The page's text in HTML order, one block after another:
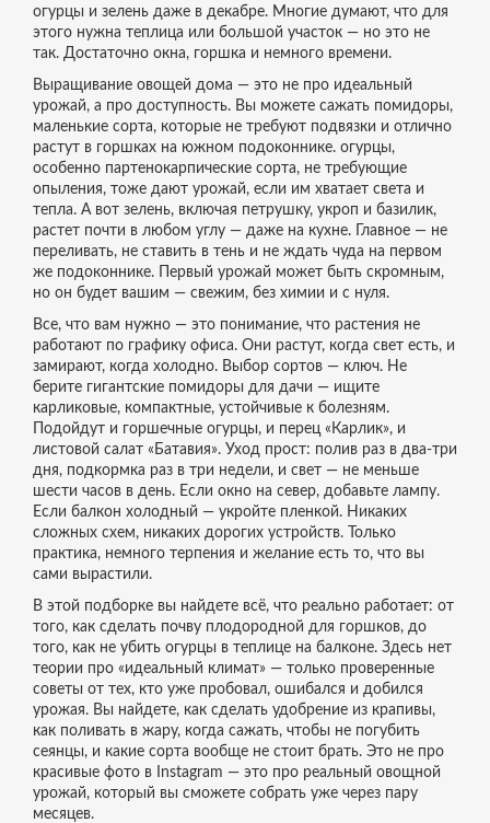
огурцы и зелень даже в декабре.Многие думают, что для
этого нужна теплица или большой участок — но это не
так. Достаточно окна, горшка и немного времени.
Выращивание овощей дома — это не про идеальный
урожай, а про доступность. Вы можете сажать помидоры,
маленькие сорта, которые не требуют подвязки и отлично
растут в горшкахна южном подоконнике. огурцы,
особенно партенокарпические сорта, не требующие
опыления, тоже дают урожай, если им хватает света и
тепла. А вот зелень, включая петрушку, укроп и базилик,
растет почти в любом углу — даже на кухне. Главное — не
переливать, не ставить в тень и не ждать чуда на первом
же подоконнике. Первый урожай может быть скромным,
но он будет вашим — свежим, без химии и с нуля.
Все, что вам нужно — это понимание, что растения не
работают по графику офиса. Они растут, когда свет есть, и
замирают, когда холодно. Выбор сортов — ключ. Не
берите гигантские помидоры для дачи — ищите
карликовые, компактные, устойчивые к болезням.
Подойдут и горшечные огурцы, и перец «Карлик», и
листовой салат «Батавия». Уход прост: полив раз в два-три
дня, подкормка раз в три недели, и свет — не меньше
шести часов в день. Если окно на север, добавьте лампу.
Если балкон холодный — укройте пленкой. Никаких
сложных схем, никаких дорогих устройств. Только
практика, немного терпения и желание есть то, что вы
сами вырастили.
В этой подборке вы найдете всё, что реально работает: от
того, как сделать почву плодородной для горшков, до
того, как не убить огурцы в теплице на балконе. Здесь нет
теории про «идеальный климат» — только проверенные
советы от тех, кто уже пробовал, ошибался и добился
урожая. Вы найдете, как сделать удобрение из крапивы,
как поливать в жару, когда сажать, чтобы не погубить
сеянцы, и какие сорта вообще не стоит брать. Это не про
красивые фото в Instagram — это про реальный овощной
урожай, который вы сможете собрать уже через пару
месяцев.